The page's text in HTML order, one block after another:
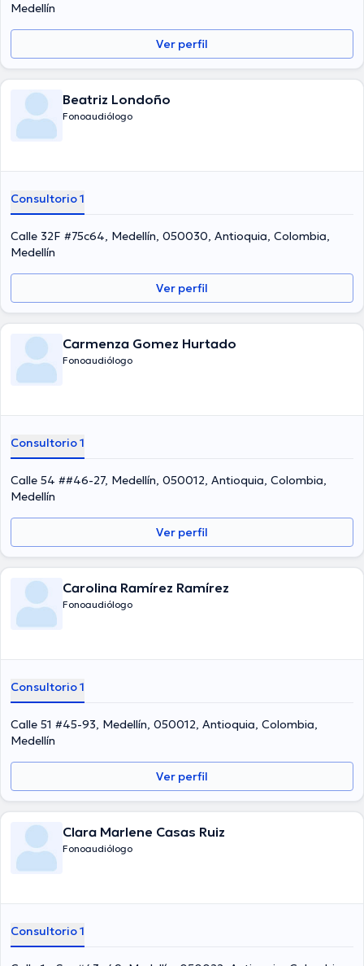
Medellín
Ver perfil
Beatriz Londoño
Fonoaudiólogo
Consultorio 1
Calle 32F #75c64, Medellín, 050030, Antioquia, Colombia,
Medellín
Ver perfil
Carmenza Gomez Hurtado
Fonoaudiólogo
Consultorio 1
Calle 54 ##46-27, Medellín, 050012, Antioquia, Colombia,
Medellín
Ver perfil
Carolina Ramírez Ramírez
Fonoaudiólogo
Consultorio 1
Calle 51 #45-93, Medellín, 050012, Antioquia, Colombia,
Medellín
Ver perfil
Clara Marlene Casas Ruiz
Fonoaudiólogo
Consultorio 1